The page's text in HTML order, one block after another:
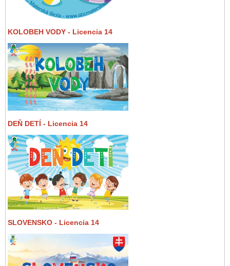
KOLOBEH VODY - Licencia 14
DEŇ DETÍ - Licencia 14
SLOVENSKO - Licencia 14